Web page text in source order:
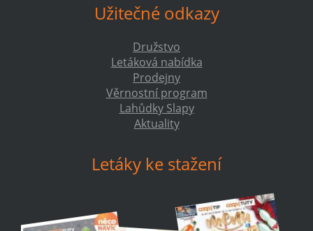
Užitečné odkazy
Družstvo
Letáková nabídka
Prodejny
Věrnostní program
Lahůdky Slapy
Aktuality
Letáky ke stažení